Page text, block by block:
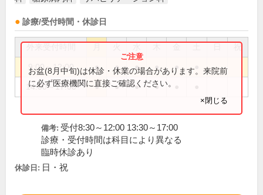
診療/受付時間・休診日
祝
9:00～12:00 ● ● ● ● ●
14:00～17:00 ● ● ● ●
お盆(8月中旬)は休診・休業の場合があります。来院前
に必ず医療機関に直接ご確認ください。
×閉じる
備考: 受付8:30～12:00 13:30～17:00
診療・受付時間は科目により異なる
臨時休診あり
休診日: 日・祝